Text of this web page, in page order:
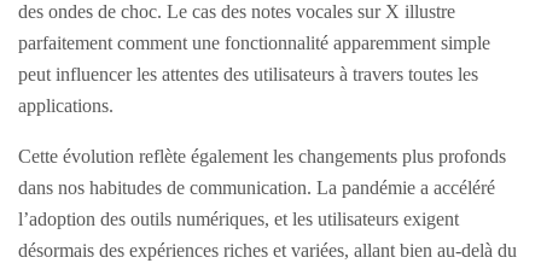
des ondes de choc. Le cas des notes vocales sur X illustre
parfaitement comment une fonctionnalité apparemment simple
peut influencer les attentes des utilisateurs à travers toutes les
applications.
Cette évolution reflète également les changements plus profonds
dans nos habitudes de communication. La pandémie a accéléré
l’adoption des outils numériques, et les utilisateurs exigent
désormais des expériences riches et variées, allant bien au-delà du